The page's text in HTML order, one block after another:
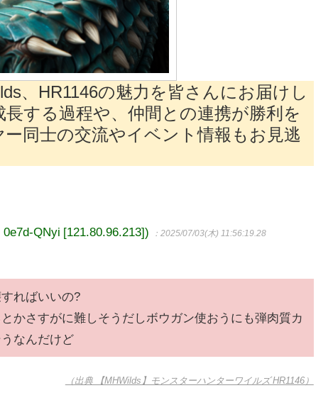
、HR1146の魅力を皆さんにお届けし
する過程や、仲間との連携が勝利を
同士の交流やイベント情報もお見逃
QNyi [121.80.96.213]) ：2025/07/03(木) 11:56:19.28
ればいいの?
かさすがに難しそうだしボウガン使おうにも弾肉質カ
なんだけど
（出典 【MHWilds】モンスターハンターワイルズ HR1146）